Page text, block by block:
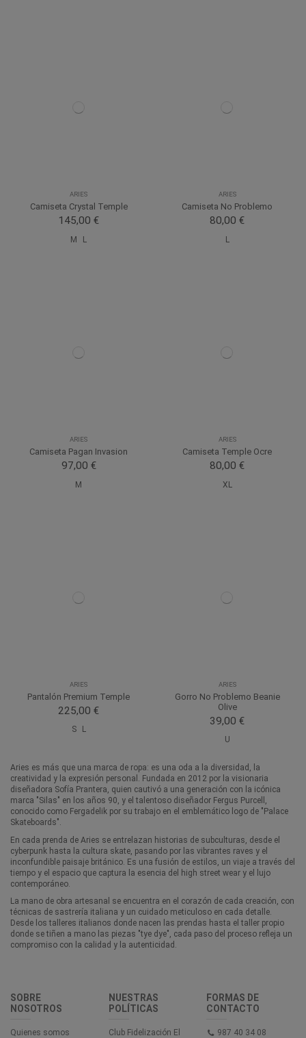
ARIES
Camiseta Crystal Temple
145,00 €
M L
ARIES
Camiseta No Problemo
80,00 €
L
ARIES
Camiseta Pagan Invasion
97,00 €
M
ARIES
Camiseta Temple Ocre
80,00 €
XL
ARIES
Pantalón Premium Temple
225,00 €
S L
ARIES
Gorro No Problemo Beanie
Olive
39,00 €
U
Aries es más que una marca de ropa: es una oda a la diversidad, la
creatividad y la expresión personal. Fundada en 2012 por la visionaria
diseñadora Sofía Prantera, quien cautivó a una generación con la icónica
marca "Silas" en los años 90, y el talentoso diseñador Fergus Purcell,
conocido como Fergadelik por su trabajo en el emblemático logo de "Palace
Skateboards".
En cada prenda de Aries se entrelazan historias de subculturas, desde el
cyberpunk hasta la cultura skate, pasando por las vibrantes raves y el
inconfundible paisaje británico. Es una fusión de estilos, un viaje a través del
tiempo y el espacio que captura la esencia del high street wear y el lujo
contemporáneo.
La mano de obra artesanal se encuentra en el corazón de cada creación, con
técnicas de sastrería italiana y un cuidado meticuloso en cada detalle.
Desde los talleres italianos donde nacen las prendas hasta el taller propio
donde se tiñen a mano las piezas "tye dye", cada paso del proceso refleja un
compromiso con la calidad y la autenticidad.
SOBRE
NOSOTROS
Quienes somos
NUESTRAS
POLÍTICAS
Club Fidelización El
FORMAS DE
CONTACTO
987 40 34 08